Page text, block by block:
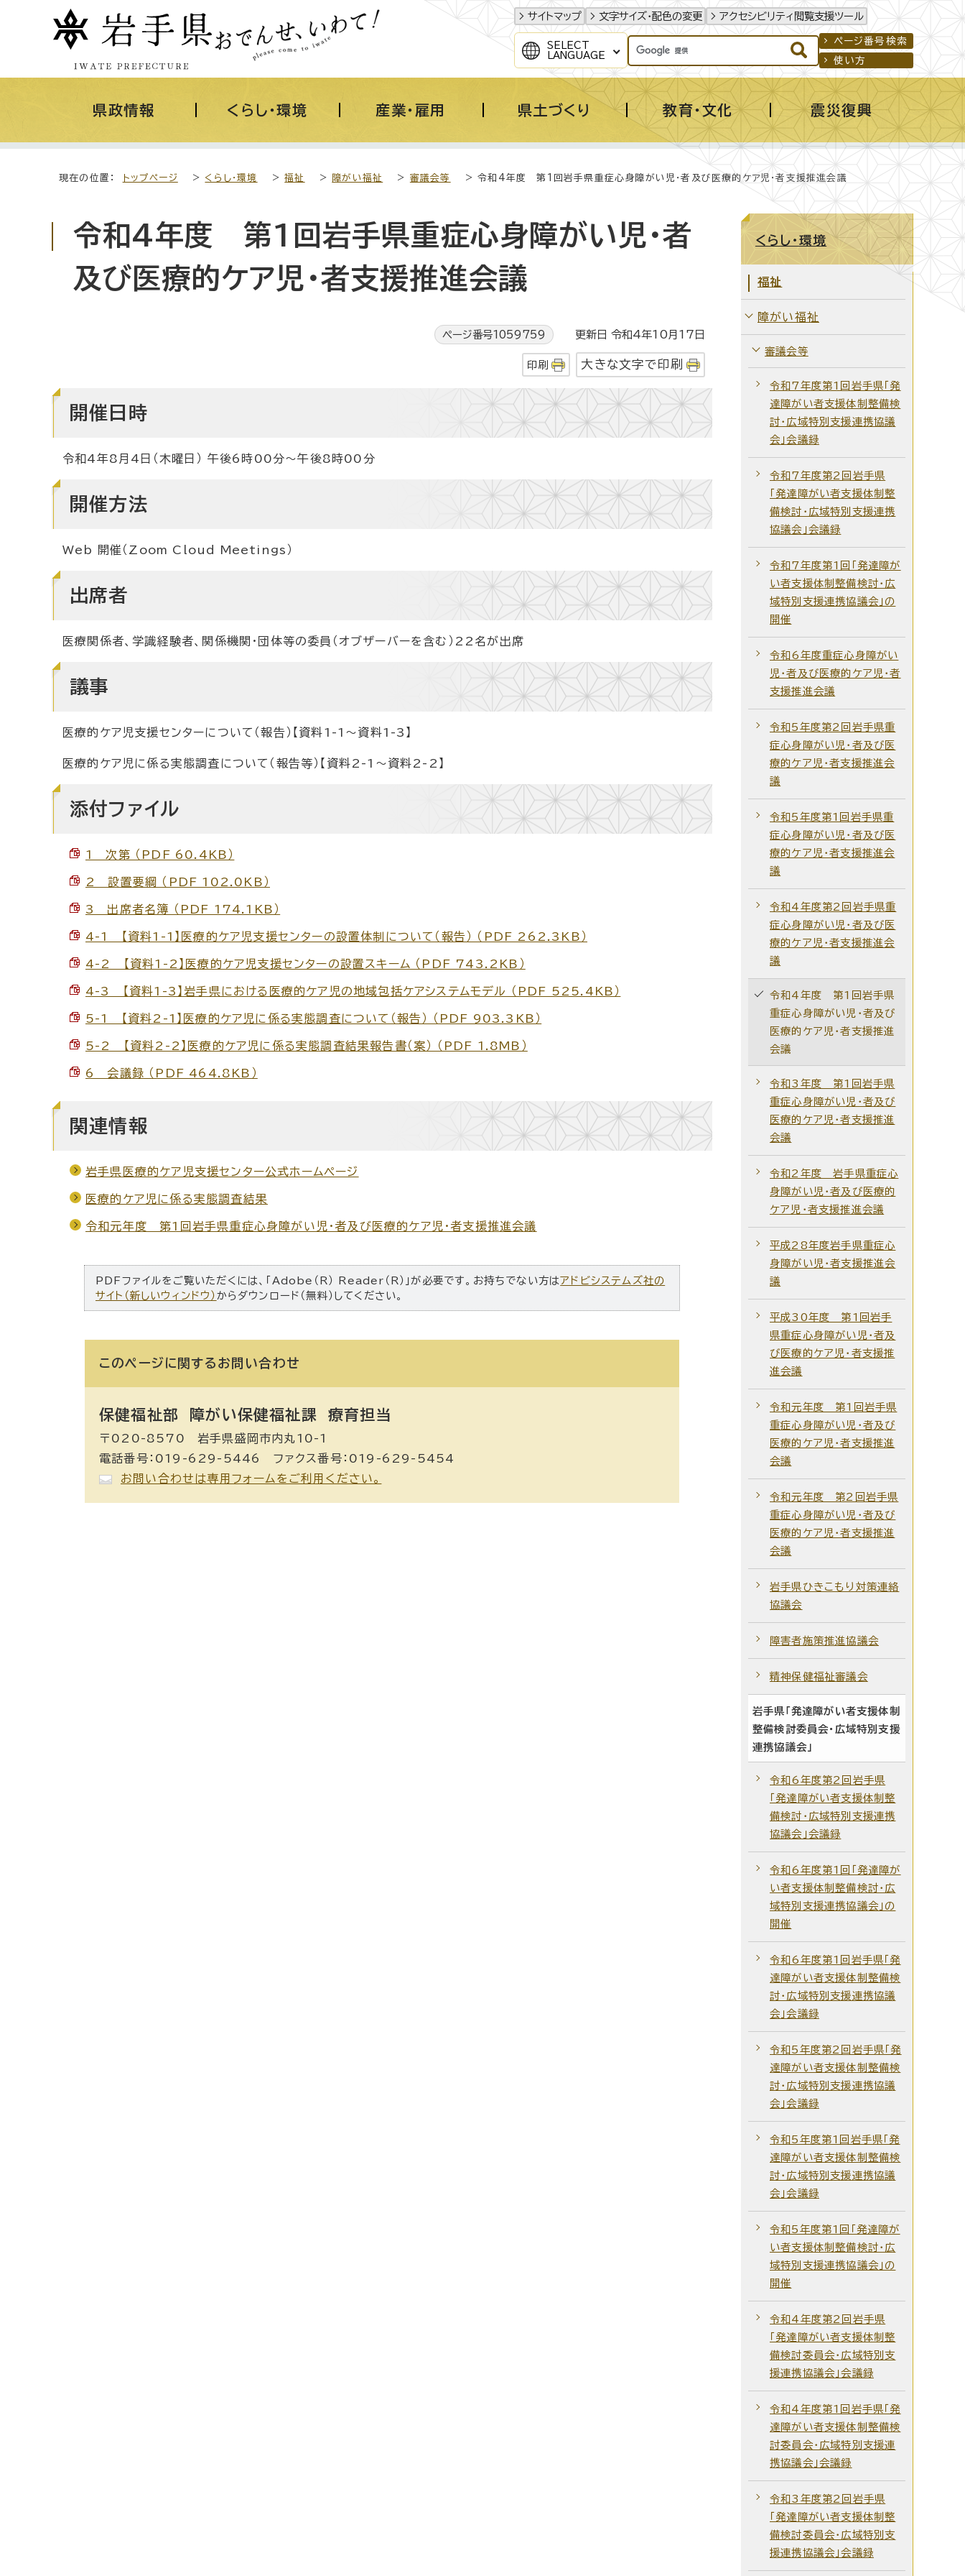
サイトマップ 文字サイズ・配色の変更 アクセシビリティ閲覧支援ツール
SELECT
LANGUAGE
ページ番号検索
使い方
県政情報 くらし・環境 産業・雇用 県土づくり 教育・文化 震災復興
現在の位置： トップページ > くらし・環境 >福祉 > 障がい福祉 > 審議会等 > 令和4年度 第1回岩手県重症心身障がい児・者及び医療的ケア児・者支援推進会議
令和4年度 第1回岩手県重症心身障がい児・者
及び医療的ケア児・者支援推進会議
ページ番号1059759 更新日 令和4年10月17日
印刷 大きな文字で印刷
開催日時
令和4年8月4日（木曜日） 午後6時00分～午後8時00分
開催方法
Web 開催（Zoom Cloud Meetings）
出席者
医療関係者、学識経験者、関係機関・団体等の委員（オブザーバーを含む）22名が出席
議事
医療的ケア児支援センターについて（報告）【資料1-1～資料1-3】
医療的ケア児に係る実態調査について（報告等）【資料2-1～資料2-2】
添付ファイル
1 次第 （PDF 60.4KB）
2 設置要綱 （PDF 102.0KB）
3 出席者名簿 （PDF 174.1KB）
4-1 【資料1-1】医療的ケア児支援センターの設置体制について（報告） （PDF 262.3KB）
4-2 【資料1-2】医療的ケア児支援センターの設置スキーム （PDF 743.2KB）
4-3 【資料1-3】岩手県における医療的ケア児の地域包括ケアシステムモデル （PDF 525.4KB）
5-1 【資料2-1】医療的ケア児に係る実態調査について（報告） （PDF 903.3KB）
5-2 【資料2-2】医療的ケア児に係る実態調査結果報告書（案） （PDF 1.8MB）
6 会議録 （PDF 464.8KB）
関連情報
岩手県医療的ケア児支援センター公式ホームページ
医療的ケア児に係る実態調査結果
令和元年度 第1回岩手県重症心身障がい児・者及び医療的ケア児・者支援推進会議
PDFファイルをご覧いただくには、「Adobe（R） Reader（R）」が必要です。お持ちでない方はアドビシステムズ社の
サイト（新しいウィンドウ） からダウンロード（無料）してください。
このページに関する お問い合わせ
保健福祉部 障がい保健福祉課 療育担当
〒020-8570 岩手県盛岡市内丸10-1
電話番号：019-629-5446 ファクス番号：019-629-5454
お問い合わせは専用フォームをご利用ください。
くらし・環境
福祉
障がい福祉
審議会等
令和7年度第1回岩手県「発
達障がい者支援体制整備検
討・広域特別支援連携協議
会」会議録
令和7年度第2回岩手県
「発達障がい者支援体制整
備検討・広域特別支援連携
協議会」会議録
令和7年度第1回「発達障が
い者支援体制整備検討・広
域特別支援連携協議会」の
開催
令和6年度重症心身障がい
児・者及び医療的ケア児・者
支援推進会議
令和5年度第2回岩手県重
症心身障がい児・者及び医
療的ケア児・者支援推進会
議
令和5年度第1回岩手県重
症心身障がい児・者及び医
療的ケア児・者支援推進会
議
令和4年度第2回岩手県重
症心身障がい児・者及び医
療的ケア児・者支援推進会
議
令和4年度 第1回岩手県
重症心身障がい児・者及び
医療的ケア児・者支援推進
会議
令和3年度 第1回岩手県
重症心身障がい児・者及び
医療的ケア児・者支援推進
会議
令和2年度 岩手県重症心
身障がい児・者及び医療的
ケア児・者支援推進会議
平成28年度岩手県重症心
身障がい児・者支援推進会
議
平成30年度 第1回岩手
県重症心身障がい児・者及
び医療的ケア児・者支援推
進会議
令和元年度 第1回岩手県
重症心身障がい児・者及び
医療的ケア児・者支援推進
会議
令和元年度 第2回岩手県
重症心身障がい児・者及び
医療的ケア児・者支援推進
会議
岩手県ひきこもり対策連絡
協議会
障害者施策推進協議会
精神保健福祉審議会
岩手県「発達障がい者支援体制
整備検討委員会・広域特別支援
連携協議会」
令和6年度第2回岩手県
「発達障がい者支援体制整
備検討・広域特別支援連携
協議会」会議録
令和6年度第1回「発達障が
い者支援体制整備検討・広
域特別支援連携協議会」の
開催
令和6年度第1回岩手県「発
達障がい者支援体制整備検
討・広域特別支援連携協議
会」会議録
令和5年度第2回岩手県「発
達障がい者支援体制整備検
討・広域特別支援連携協議
会」会議録
令和5年度第1回岩手県「発
達障がい者支援体制整備検
討・広域特別支援連携協議
会」会議録
令和5年度第1回「発達障が
い者支援体制整備検討・広
域特別支援連携協議会」の
開催
令和4年度第2回岩手県
「発達障がい者支援体制整
備検討委員会・広域特別支
援連携協議会」会議録
令和4年度第1回岩手県「発
達障がい者支援体制整備検
討委員会・広域特別支援連
携協議会」会議録
令和3年度第2回岩手県
「発達障がい者支援体制整
備検討委員会・広域特別支
援連携協議会」会議録